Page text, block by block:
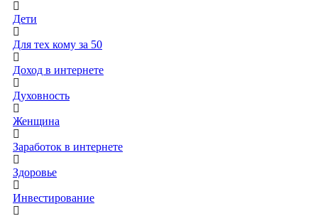
Дети
Для тех кому за 50
Доход в интернете
Духовность
Женщина
Заработок в интернете
Здоровье
Инвестирование